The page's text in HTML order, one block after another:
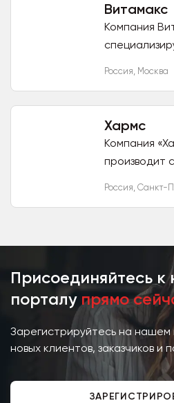
Витамакс
Компания
Россия, Москва
Хармс
Компания
производит
Россия, Санкт-
Присоединяйтесь
порталу прямо
Зарегистрируйтесь на
новых клиентов, заказчиков и